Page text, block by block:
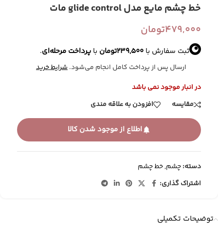
خط چشم مایع مدل glide control مات
479,000تومان
ثبت سفارش با 239,500تومان با پرداخت مرحله‌ای.
ارسال پس از پرداخت کامل انجام می‌شود.شرایط خرید
در انبار موجود نمی باشد
مقایسه
افزودن به علاقه مندی
اطلاع از موجود شدن کالا
دسته:چشم,خط چشم
اشتراک گذاری:
توضیحات تکمیلی